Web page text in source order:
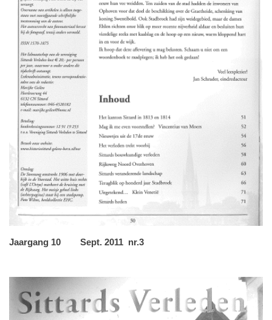
Jaargang 10 Sept. 2011 nr.3